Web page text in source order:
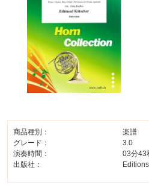
商品種別：
楽譜
グレード：
3.0
演奏時間：
03分43
出版社：